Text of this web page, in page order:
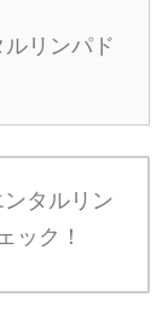
リンパド
タルリン
ック！